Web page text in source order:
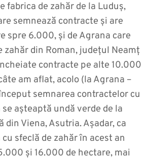
fabrica de zahăr de la Luduș,
semnează contracte și are
spre 6.000, și de Agrana care
zahăr din Roman, județul Neamț
contracte pe alte 10.000
am aflat, acolo (la Agrana –
semnarea contractelor cu
așteaptă undă verde de la
din Viena, Asutria. Așadar, ca
sfeclă de zahăr în acest an
și 16.000 de hectare, mai